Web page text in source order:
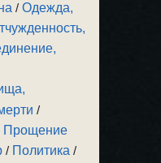
/Одежда,
/
Прощение
/ Политика /